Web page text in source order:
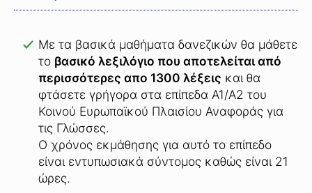
Με τα βασικά μαθήματα δανεζικών θα μάθετε
το βασικό λεξιλόγιο που αποτελείται από
περισσότερες απο 1300 λέξεις και θα
φτάσετε γρήγορα στα επίπεδα A1/A2 του
Κοινού Ευρωπαϊκού Πλαισίου Αναφοράς για
τις Γλώσσες.
Ο χρόνος εκμάθησης για αυτό το επίπεδο
είναι εντυπωσιακά σύντομος καθώς είναι 21
ώρες.